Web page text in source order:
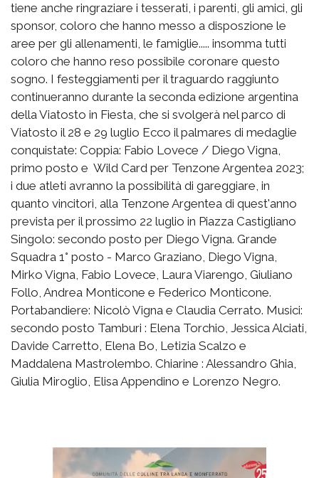
tiene anche ringraziare i tesserati, i parenti, gli amici, gli
sponsor, coloro che hanno messo a disposzione le
aree per gli allenamenti, le famiglie..... insomma tutti
coloro che hanno reso possibile coronare questo
sogno. I festeggiamenti per il traguardo raggiunto
continueranno durante la seconda edizione argentina
della Viatosto in Fiesta, che si svolgerà nel parco di
Viatosto il 28 e 29 luglio Ecco il palmares di medaglie
conquistate: Coppia: Fabio Lovece / Diego Vigna,
primo posto e Wild Card per Tenzone Argentea 2023;
i due atleti avranno la possibilità di gareggiare, in
quanto vincitori, alla Tenzone Argentea di quest'anno
prevista per il prossimo 22 luglio in Piazza Castigliano
Singolo: secondo posto per Diego Vigna. Grande
Squadra 1° posto - Marco Graziano, Diego Vigna,
Mirko Vigna, Fabio Lovece, Laura Viarengo, Giuliano
Follo, Andrea Monticone e Federico Monticone.
Portabandiere: Nicolò Vigna e Claudia Cerrato. Musici:
secondo posto Tamburi : Elena Torchio, Jessica Alciati,
Davide Carretto, Elena Bo, Letizia Scalzo e
Maddalena Mastrolembo. Chiarine : Alessandro Ghia,
Giulia Miroglio, Elisa Appendino e Lorenzo Negro.